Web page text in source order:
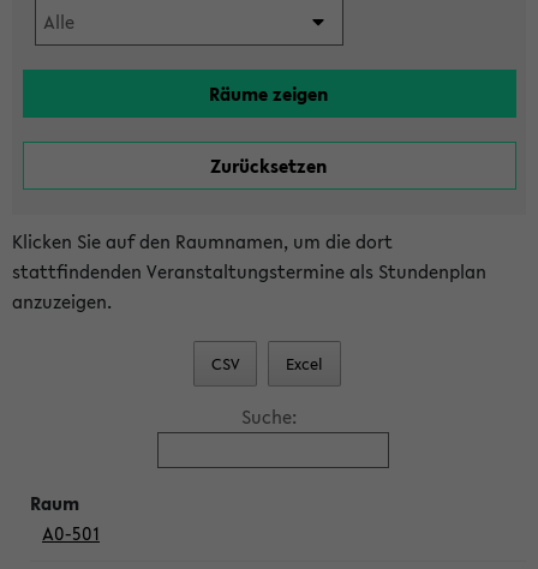
Klicken Sie auf den Raumnamen, um die dort
stattfindenden Veranstaltungstermine als Stundenplan
anzuzeigen.
CSV Excel
Suche:
A0-501